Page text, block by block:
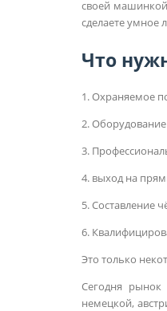
своей
сделаете умное
Что
1. Охраняемое
2.
3.
4. выход на
5. Составление
6.
Это только
Сегодня
немецкой,